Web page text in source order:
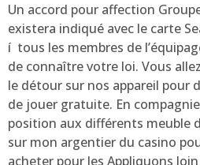
Un accord pour affection
existera indiqué avec le carte
í tous les membres de
de connaître votre loi. Vous
le détour sur nos appareil pour
de jouer gratuite. En
position aux différents meuble
sur mon argentier du casino
acheter pour les Appliquons